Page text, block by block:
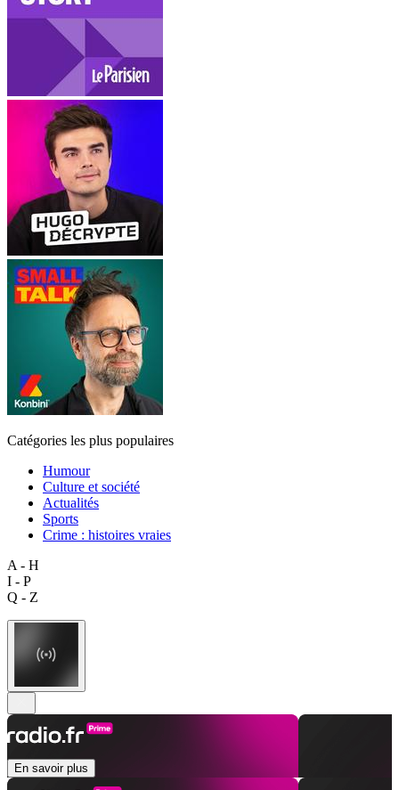
Catégories les plus populaires
Humour
Culture et société
Actualités
Sports
Crime : histoires vraies
A - H
I - P
Q - Z
En savoir plus